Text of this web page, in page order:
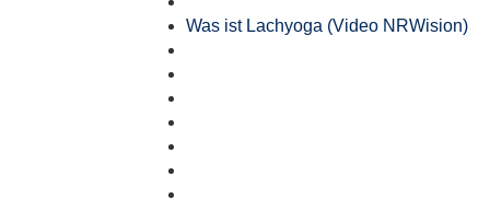
Was ist Lachyoga (Video NRWision)